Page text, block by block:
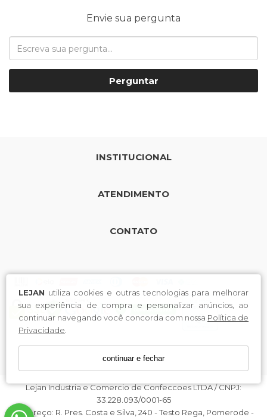
LEJAN utiliza cookies e outras tecnologias para melhorar
sua experiência de compra e personalizar anúncios, ao
continuar navegando você concorda com nossa Política de
Privacidade
continuar e fechar
Envie sua pergunta
Perguntar
INSTITUCIONAL
ATENDIMENTO
CONTATO
Lejan Industria e Comercio de Confeccoes LTDA / CNPJ:
33.228.093/0001-65
Endereço: R. Pres. Costa e Silva, 240 - Testo Rega, Pomerode -